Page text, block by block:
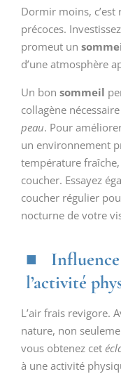
Dormir moins,
précoces.
promeut un
d’une atmosphère
Un bon sommeil
collagène
peau. Pour
un environnement
température
coucher. Essayez
coucher régulier
nocturne de votre
l’activité
L’air frais revigore.
nature, non
vous obtenez cet
à une activité